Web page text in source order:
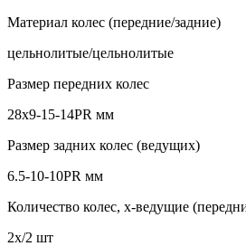
Материал колес (передние/задние)
цельнолитые/цельнолитые
Размер передних колес
28х9-15-14PR мм
Размер задних колес (ведущих)
6.5-10-10PR мм
Количество колес, х-ведущие
2x/2 шт